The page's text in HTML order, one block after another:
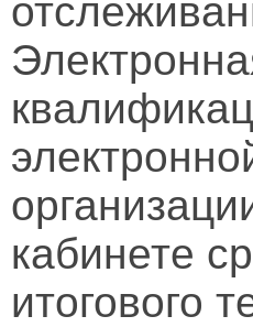
кабинете
итогового